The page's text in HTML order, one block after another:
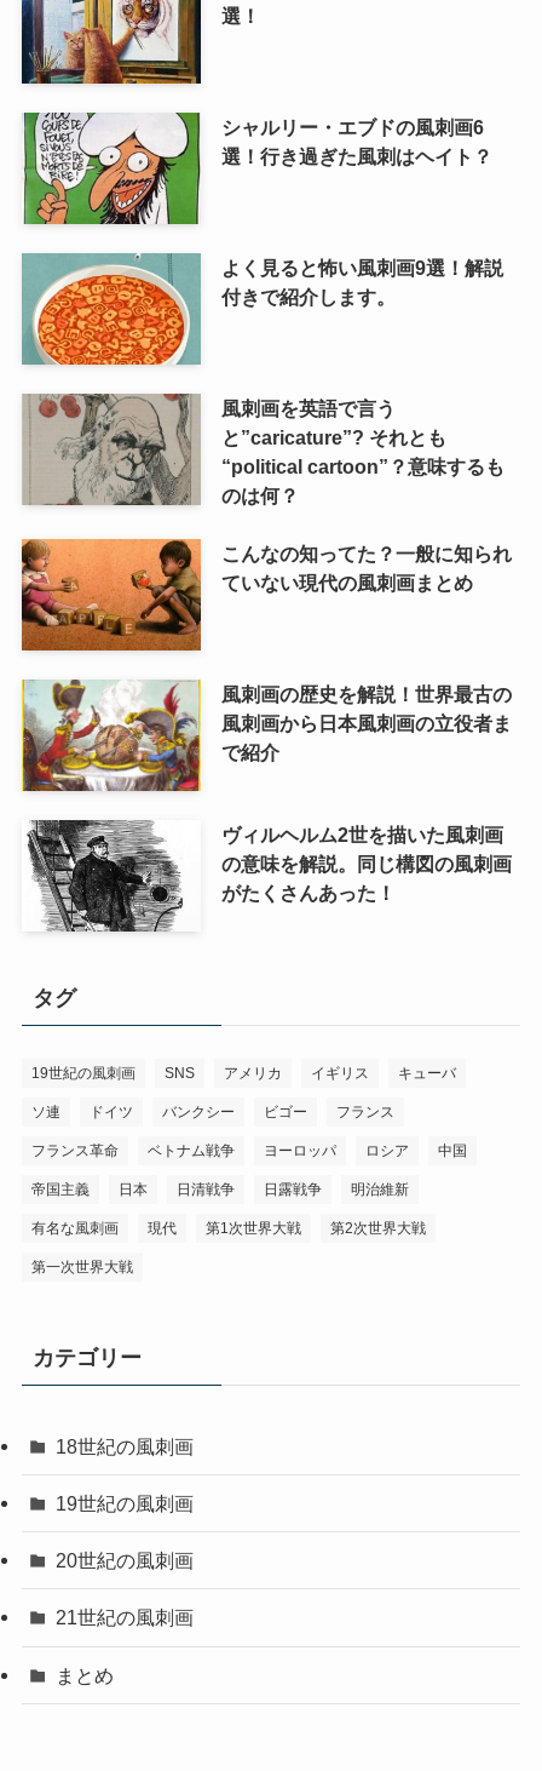
選！
シャルリー・エブドの風刺画6
選！行き過ぎた風刺はヘイト？
よく見ると怖い風刺画9選！解説
付きで紹介します。
風刺画を英語で言う
と”caricature”? それとも
“political cartoon”？意味するも
のは何？
こんなの知ってた？一般に知られ
ていない現代の風刺画まとめ
風刺画の歴史を解説！世界最古の
風刺画から日本風刺画の立役者ま
で紹介
ヴィルヘルム2世を描いた風刺画
の意味を解説。同じ構図の風刺画
がたくさんあった！
タグ
19世紀の風刺画 SNS アメリカ イギリス キューバ
ソ連 ドイツ バンクシー ビゴー フランス
フランス革命 ベトナム戦争 ヨーロッパ ロシア 中国
帝国主義 日本 日清戦争 日露戦争 明治維新
有名な風刺画 現代 第1次世界大戦 第2次世界大戦
第一次世界大戦
カテゴリー
18世紀の風刺画
19世紀の風刺画
20世紀の風刺画
21世紀の風刺画
まとめ